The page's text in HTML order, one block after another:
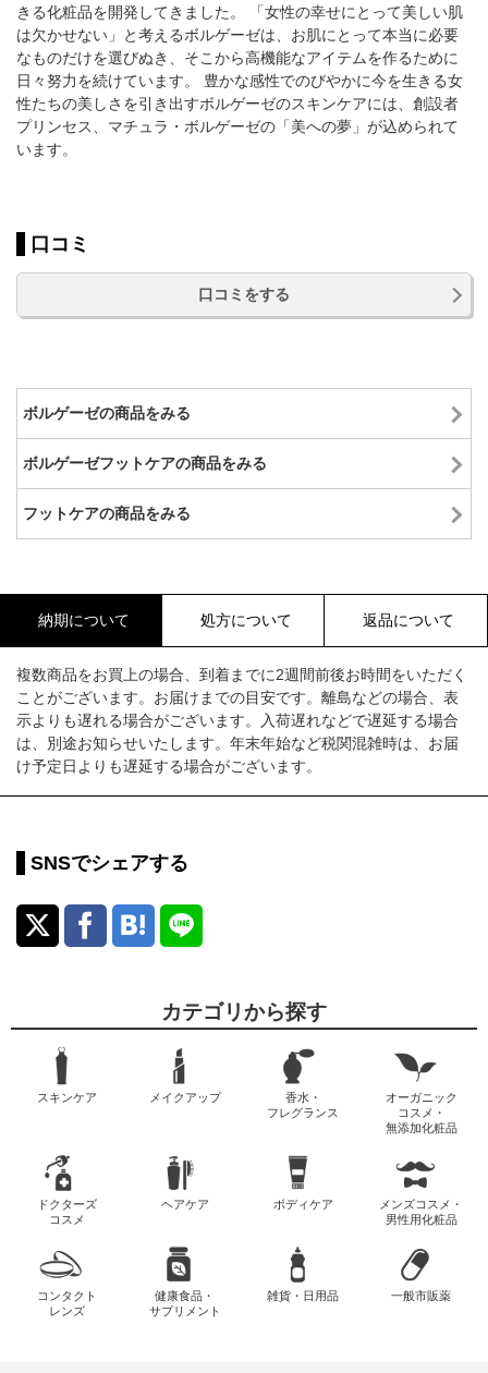
きる化粧品を開発してきました。 「女性の幸せにとって美しい肌
は欠かせない」と考えるボルゲーゼは、お肌にとって本当に必要
なものだけを選びぬき、そこから高機能なアイテムを作るために
日々努力を続けています。 豊かな感性でのびやかに今を生きる女
性たちの美しさを引き出すボルゲーゼのスキンケアには、創設者
プリンセス、マチュラ・ボルゲーゼの「美への夢」が込められて
います。
口コミ
口コミをする
ボルゲーゼの商品をみる
ボルゲーゼフットケアの商品をみる
フットケアの商品をみる
納期について 処方について 返品について
複数商品をお買上の場合、到着までに2週間前後お時間をいただく
ことがございます。お届けまでの目安です。離島などの場合、表
示よりも遅れる場合がございます。入荷遅れなどで遅延する場合
は、別途お知らせいたします。年末年始など税関混雑時は、お届
け予定日よりも遅延する場合がございます。
SNSでシェアする
カテゴリから探す
スキンケア メイクアップ
香水・
フレグランス
オーガニック
コスメ・
無添加化粧品
ドクターズ
コスメ
ヘアケア ボディケア
メンズコスメ・
男性用化粧品
コンタクト
レンズ
健康食品・
サプリメント
雑貨・日用品 一般市販薬